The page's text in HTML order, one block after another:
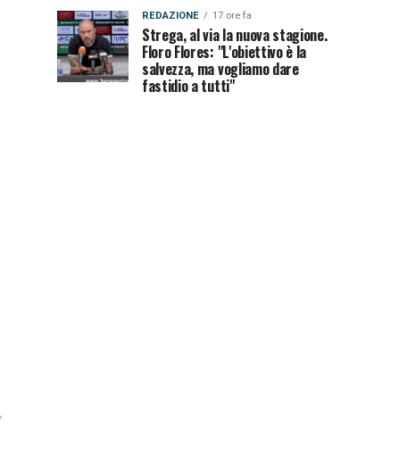
REDAZIONE 17 ore fa
Strega, al via la nuova stagione.
Floro Flores: "L'obiettivo è la
salvezza, ma vogliamo dare
fastidio a tutti"